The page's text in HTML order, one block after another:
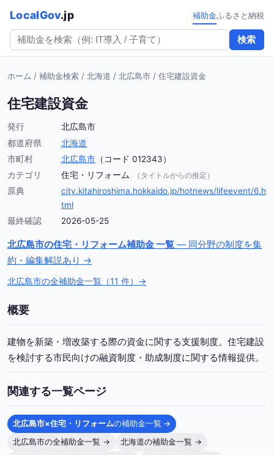
LocalGov.jp
検索
補助金ふるさと納税
ホーム / 補助金検索 / 北海道 / 北広島市 / 住宅建設資金
住宅建設資金
発行
北広島市
都道府県
北海道
市町村
北広島市 （コード 012343）
カテゴリ
住宅・リフォーム （タイトルからの推定）
原典
city.kitahiroshima.hokkaido.jp/hotnews/lifeevent/6.h
tml
最終確認
2026-05-25
北広島市の住宅・リフォーム補助金 一覧 — 同分野の制度を集
約・編集解説あり →
北広島市の全補助金一覧（11 件）→
概要
建物を新築・増改築する際の資金に関する支援制度。住宅建設
を検討する市民向けの融資制度・助成制度に関する情報提供。
関連する一覧ページ
北広島市×住宅・リフォームの補助金一覧 →
北広島市の全補助金一覧 →
北海道の補助金一覧 →